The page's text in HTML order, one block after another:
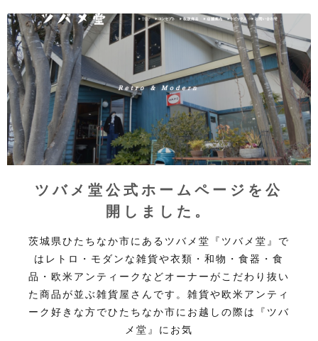
ツバメ堂公式ホームページを公
開しました。
茨城県ひたちなか市にあるツバメ堂『ツバメ堂』で
はレトロ・モダンな雑貨や衣類・和物・食器・食
品・欧米アンティークなどオーナーがこだわり抜い
た商品が並ぶ雑貨屋さんです。雑貨や欧米アンティ
ーク好きな方でひたちなか市にお越しの際は『ツバ
メ堂』にお気